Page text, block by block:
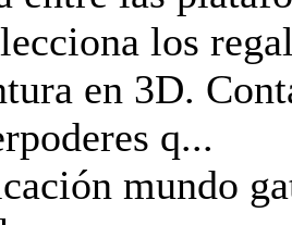
los
en 3D.
q...
mundo